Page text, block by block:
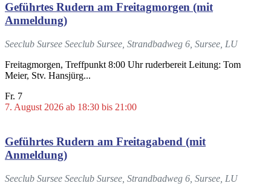
Geführtes Rudern am Freitagmorgen (mit
Anmeldung)
Seeclub Sursee Seeclub Sursee, Strandbadweg 6, Sursee, LU
Freitagmorgen, Treffpunkt 8:00 Uhr ruderbereit Leitung: Tom
Meier, Stv. Hansjürg...
Fr. 7
7. August 2026 ab 18:30 bis 21:00
Geführtes Rudern am Freitagabend (mit
Anmeldung)
Seeclub Sursee Seeclub Sursee, Strandbadweg 6, Sursee, LU